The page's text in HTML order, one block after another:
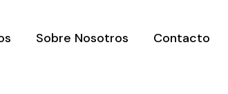
Sobre Nosotros Contacto